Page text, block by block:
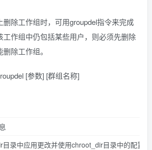
删除工作组时，可用groupdel指令来完成
工作组中仍包括某些用户，则必须先删除
除工作组。
[参数] [群组名称]
目录中应用更改并使用chroot_dir目录中的配置